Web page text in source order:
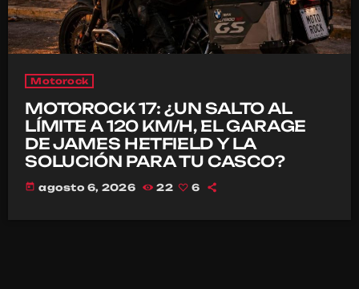
Motorock
MOTOROCK 17: ¿UN SALTO AL
LÍMITE A 120 KM/H, EL GARAGE
DE JAMES HETFIELD Y LA
SOLUCIÓN PARA TU CASCO?
today agosto 6, 2026 22 6